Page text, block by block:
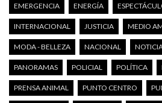
EMERGENCIA ENERGÍA
INTERNACIONAL JUSTICIA MEDIO
MODA - BELLEZA NACIONAL
PANORAMAS POLICIAL POLÍTICA
PRENSA ANIMAL PUNTO CENTRO